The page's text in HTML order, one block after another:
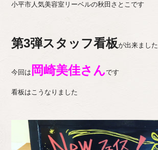
小平市人気美容室リーベルの秋田さとこです
第3弾スタッフ看板が出来ました
今回は 岡崎美佳さんです
看板はこうなりました